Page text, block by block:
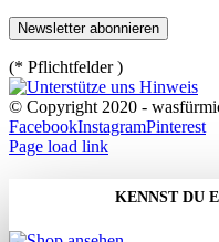
(* Pflichtfelder )
© Copyright 2020 -
FacebookInstagramPinterest
Page load link
KENNST DU